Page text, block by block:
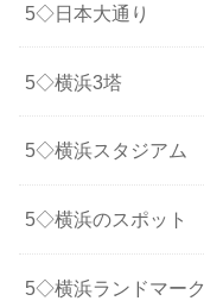
5◇日本大通り
5◇横浜3塔
5◇横浜スタジアム
5◇横浜のスポット
5◇横浜ランドマーク